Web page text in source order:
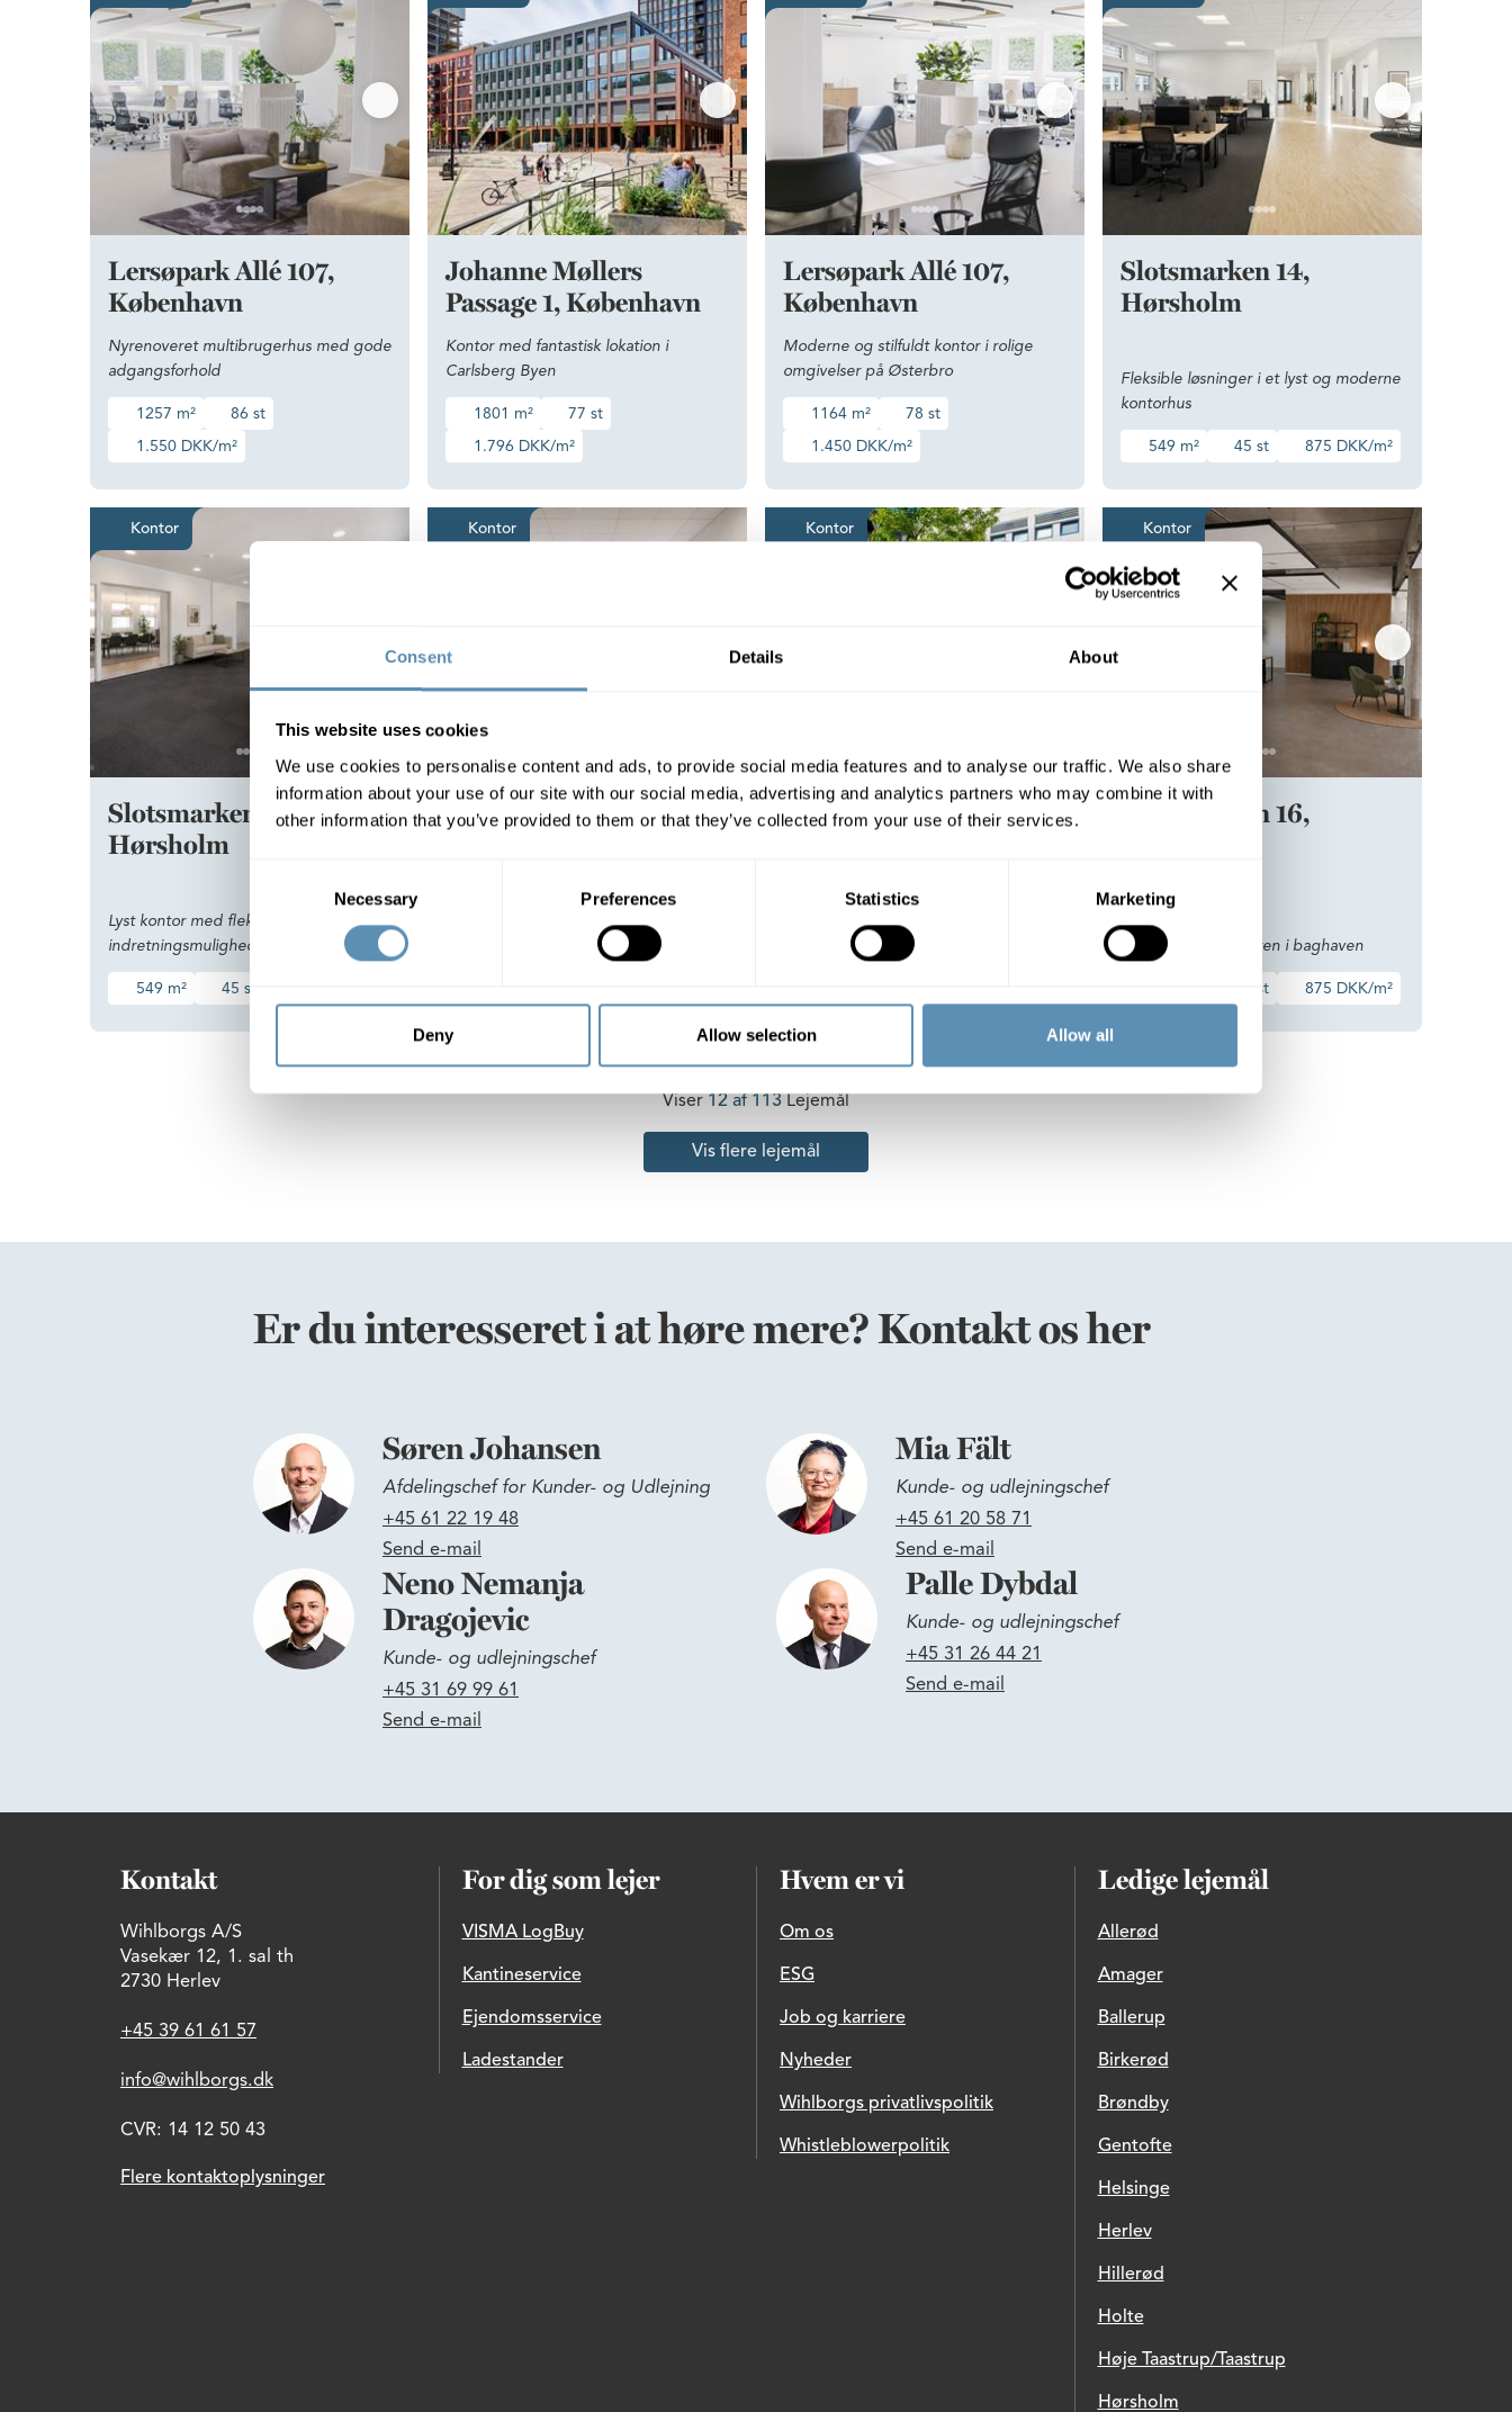
Consent Details About
This website uses cookies
We use cookies to personalise content and ads, to provide social media features and to analyse our traffic. We also share
information about your use of our site with our social media, advertising and analytics partners who may combine it with
other information that you’ve provided to them or that they’ve collected from your use of their services.
Necessary Preferences Statistics Marketing
Deny Allow selection Allow all
Lersøpark Allé 107,
København
Nyrenoveret multibrugerhus med gode
adgangsforhold
1257 m² 86 st
1.550 DKK/m²
Johanne Møllers
Passage 1, København
Kontor med fantastisk lokation i
Carlsberg Byen
1801 m² 77 st
1.796 DKK/m²
Lersøpark Allé 107,
København
Moderne og stilfuldt kontor i rolige
omgivelser på Østerbro
1164 m² 78 st
1.450 DKK/m²
Slotsmarken 14,
Hørsholm
Fleksible løsninger i et lyst og moderne
kontorhus
549 m² 45 st 875 DKK/m²
Lyst kontor med fleksible indretningsmuligheder
Kontor
Slotsmarken 14,
Hørsholm
Lyst kontor med fleksible
indretningsmuligheder
549 m² 45 st
Kontor i Hørsholm indrettet efter jeres behov
Kontor
Slotsmarken 11,
Kontor i Hørsholm indrettet efter jeres
N/A st
Kontor med plads til fokus, fællesskab og fremgang
Kontor
Slotsmarken 18,
Kontor med plads til fokus, fællesskab
276 m² 15 - 20 st
Kontoret med naturen i
Kontor
Slotsmarken 16,
Kontoret med naturen i baghaven
21 st 875 DKK/m²
Viser 12 af 113 Lejemål
Vis flere lejemål
Er du interesseret i at høre mere? Kontakt os her
Søren Johansen
Afdelingschef for Kunder- og Udlejning
+45 61 22 19 48
Send e-mail
Mia Fält
Kunde- og udlejningschef
+45 61 20 58 71
Send e-mail
Neno Nemanja
Dragojevic
Kunde- og udlejningschef
+45 31 69 99 61
Send e-mail
Palle Dybdal
Kunde- og udlejningschef
+45 31 26 44 21
Send e-mail
Kontakt
Wihlborgs A/S
Vasekær 12, 1. sal th
2730 Herlev
+45 39 61 61 57
info@wihlborgs.dk
CVR: 14 12 50 43
Flere kontaktoplysninger
For dig som lejer
VISMA LogBuy
Kantineservice
Ejendomsservice
Ladestander
Hvem er vi
Om os
ESG
Job og karriere
Nyheder
Wihlborgs privatlivspolitik
Whistleblowerpolitik
Ledige lejemål
Allerød
Amager
Ballerup
Birkerød
Brøndby
Gentofte
Helsinge
Herlev
Hillerød
Holte
Høje Taastrup/Taastrup
Hørsholm